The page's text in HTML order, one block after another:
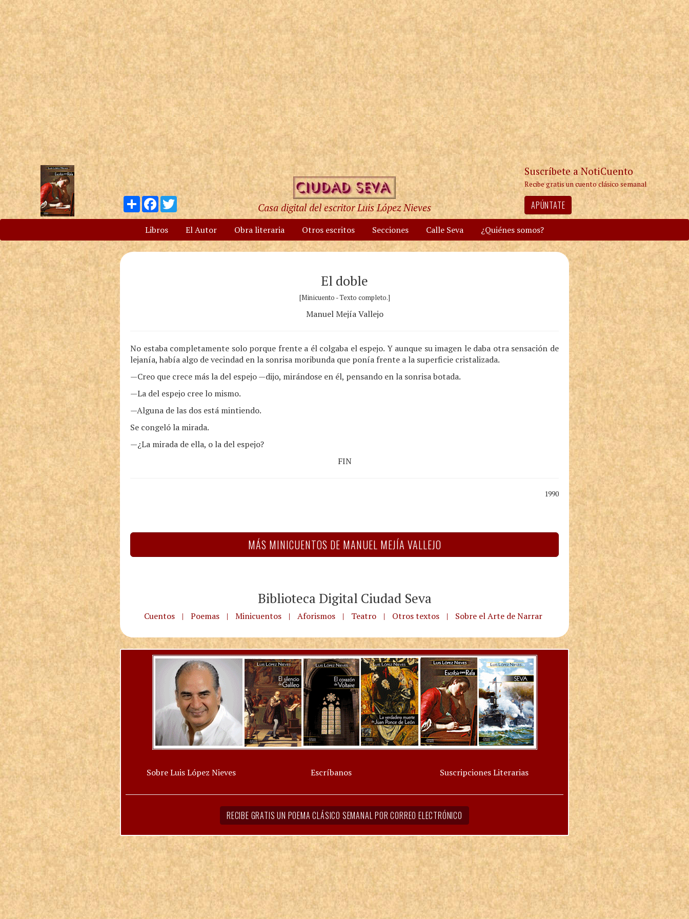
Compartir
Facebook
Twitter
Casa digital del escritor Luis López Nieves
Suscríbete a NotiCuento
Recibe gratis un cuento clásico semanal
APÚNTATE
Libros El Autor Obra literaria Otros escritos Secciones Calle Seva ¿Quiénes somos?
El doble
[Minicuento - Texto completo.]
Manuel Mejía Vallejo
No estaba completamente solo porque frente a él colgaba el espejo. Y aunque su imagen le daba otra sensación de
lejanía, había algo de vecindad en la sonrisa moribunda que ponía frente a la superficie cristalizada.
—Creo que crece más la del espejo —dijo, mirándose en él, pensando en la sonrisa botada.
—La del espejo cree lo mismo.
—Alguna de las dos está mintiendo.
Se congeló la mirada.
—¿La mirada de ella, o la del espejo?
FIN
1990
MÁS MINICUENTOS DE MANUEL MEJÍA VALLEJO
Biblioteca Digital Ciudad Seva
Cuentos | Poemas | Minicuentos | Aforismos | Teatro | Otros textos | Sobre el Arte de Narrar
Sobre Luis López Nieves Escríbanos Suscripciones Literarias
RECIBE GRATIS UN POEMA CLÁSICO SEMANAL POR CORREO ELECTRÓNICO